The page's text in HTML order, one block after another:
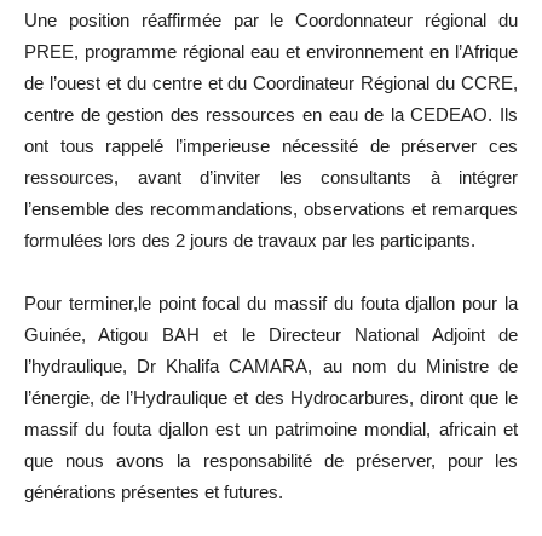
Une position réaffirmée par le Coordonnateur régional du
PREE, programme régional eau et environnement en l’Afrique
de l’ouest et du centre et du Coordinateur Régional du CCRE,
centre de gestion des ressources en eau de la CEDEAO. Ils
ont tous rappelé l’imperieuse nécessité de préserver ces
ressources, avant d’inviter les consultants à intégrer
l’ensemble des recommandations, observations et remarques
formulées lors des 2 jours de travaux par les participants.
Pour terminer,le point focal du massif du fouta djallon pour la
Guinée, Atigou BAH et le Directeur National Adjoint de
l’hydraulique, Dr Khalifa CAMARA, au nom du Ministre de
l’énergie, de l’Hydraulique et des Hydrocarbures, diront que le
massif du fouta djallon est un patrimoine mondial, africain et
que nous avons la responsabilité de préserver, pour les
générations présentes et futures.